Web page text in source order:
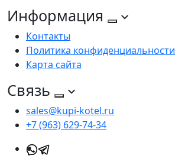
Информация
Контакты
Политика конфиденциальности
Карта сайта
Связь
sales@kupi-kotel.ru
+7 (963) 629-74-34